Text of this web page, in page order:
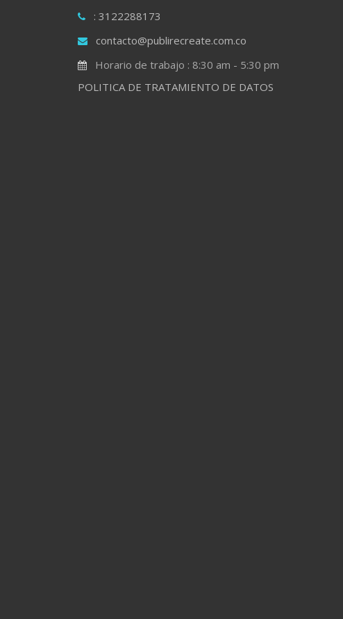
: 3122288173
contacto@publirecreate.com.co
Horario de trabajo : 8:30 am - 5:30 pm
POLITICA DE TRATAMIENTO DE DATOS